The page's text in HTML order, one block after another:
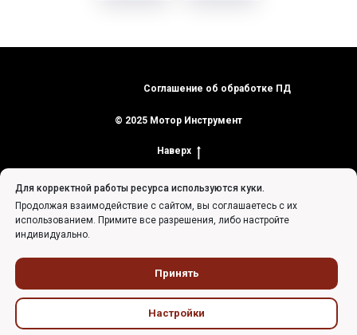
Главная Каталог Прайсы Доставка Контакты
Соглашение об обработке ПД
© 2025 Мотор Инструмент
Наверх
Для корректной работы ресурса используются куки.
Продолжая взаимодействие с сайтом, вы соглашаетесь с их
использованием. Примите все разрешения, либо настройте
индивидуально.
Принять
Настройки